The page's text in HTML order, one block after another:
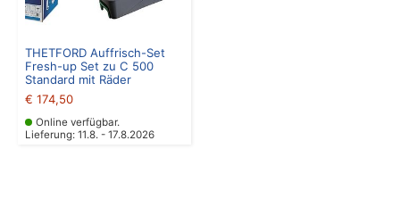
THETFORD Auffrisch-Set
Fresh-up Set zu C 500
Standard mit Räder
€ 174,50
Online verfügbar.
Lieferung: 11.8. - 17.8.2026